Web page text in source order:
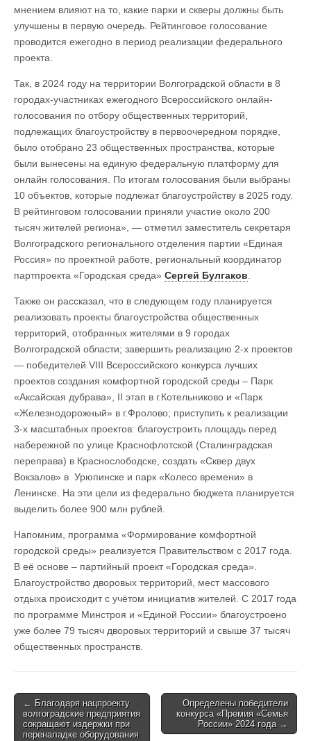
мнением влияют на то, какие парки и скверы должны быть
улучшены в первую очередь. Рейтинговое голосование
проводится ежегодно в период реализации федерального
проекта.
Так, в 2024 году на территории Волгоградской области в 8
городах-участниках ежегодного Всероссийского онлайн-
голосования по отбору общественных территорий,
подлежащих благоустройству в первоочередном порядке,
было отобрано 23 общественных пространства, которые
были вынесены на единую федеральную платформу для
онлайн голосования. По итогам голосования были выбраны
10 объектов, которые подлежат благоустройству в 2025 году.
В рейтинговом голосовании приняли участие около 200
тысяч жителей региона», — отметил заместитель секретаря
Волгоградского регионального отделения партии «Единая
Россия» по проектной работе, региональный координатор
партпроекта «Городская среда» Сергей Булгаков
Также он рассказал, что в следующем году планируется
реализовать проекты благоустройства общественных
территорий, отобранных жителями в 9 городах
Волгоградской области; завершить реализацию 2-х проектов
— победителей VIII Всероссийского конкурса лучших
проектов создания комфортной городской среды – Парк
«Аксайская дубрава», II этап в г.Котельниково и «Парк
«Железнодорожный» в г.Фролово; приступить к реализации
3-х масштабных проектов: благоустроить площадь перед
набережной по улице Краснофлотской (Сталинградская
переправа) в Краснослободске, создать «Сквер двух
Вокзалов» в Урюпинске и парк «Колесо времени» в
Ленинске. На эти цели из федерально бюджета планируется
выделить более 900 млн рублей.
Напомним, программа «Формирование комфортной
городской среды» реализуется Правительством с 2017 года.
В её основе – партийный проект «Городская среда».
Благоустройство дворовых территорий, мест массового
отдыха происходит c учётом инициатив жителей. С 2017 года
по программе Минстроя и «Единой России» благоустроено
уже более 79 тысяч дворовых территорий и свыше 37 тысяч
общественных пространств.
Post navigation
← Благодаря нацпроекту
волгоградские предприятия
сокращают издержки при
переналадке оборудования
Определены победители
конкурса «Премия «Семья
России» 2024 года →